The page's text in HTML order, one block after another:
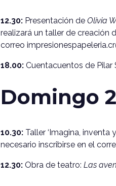
12.30: Presentación de Olivia
realizará un taller de creación
correo
18.00: Cuentacuentos de Pilar
Domingo
10.30: Taller ‘Imagina, inventa
necesario inscribirse en el
12.30: Obra de teatro: Las